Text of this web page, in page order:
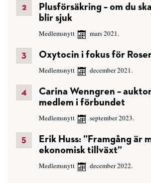
Plusförsäkring – om du
blir sjuk
Medlemsnytt mars 2021.
Oxytocin i fokus för
Medlemsnytt december 2021.
Carina Wenngren –
medlem i förbundet
Medlemsnytt september 2023.
Erik Huss: ”Framgång är
ekonomisk tillväxt”
Medlemsnytt december 2022.